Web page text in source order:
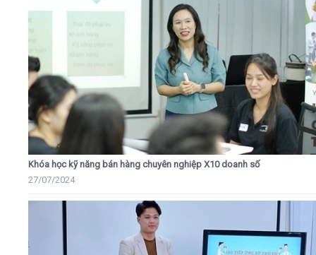
Khóa học kỹ năng bán hàng chuyên nghiệp X10 doanh số
27/07/2024